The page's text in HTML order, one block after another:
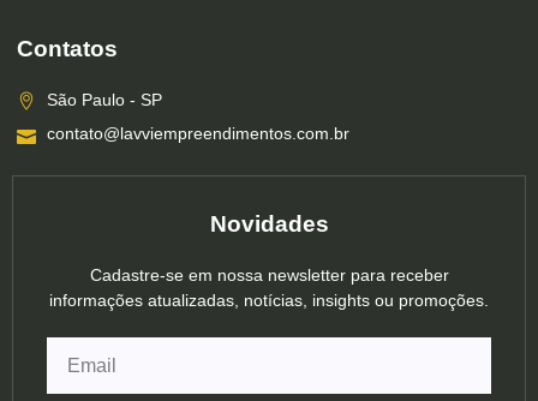
Contatos
São Paulo - SP
contato@lavviempreendimentos.com.br
Novidades
Cadastre-se em nossa newsletter para receber
informações atualizadas, notícias, insights ou promoções.